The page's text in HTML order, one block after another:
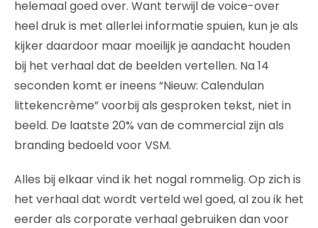
helemaal goed over. Want terwijl de voice-over
heel druk is met allerlei informatie spuien, kun je als
kijker daardoor maar moeilijk je aandacht houden
bij het verhaal dat de beelden vertellen. Na 14
seconden komt er ineens “Nieuw: Calendulan
littekencrème” voorbij als gesproken tekst, niet in
beeld. De laatste 20% van de commercial zijn als
branding bedoeld voor VSM.
Alles bij elkaar vind ik het nogal rommelig. Op zich is
het verhaal dat wordt verteld wel goed, al zou ik het
eerder als corporate verhaal gebruiken dan voor